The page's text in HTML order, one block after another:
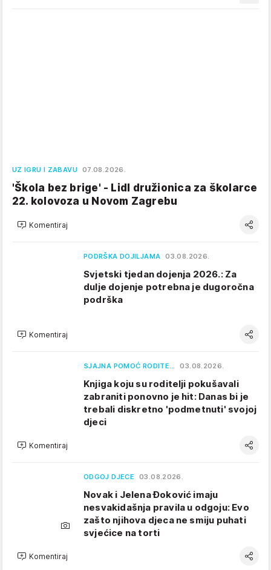
UZ IGRU I ZABAVU 07.08.2026.
'Škola bez brige' - Lidl družionica za školarce
22. kolovoza u Novom Zagrebu
Komentiraj
PODRŠKA DOJILJAMA 03.08.2026.
Svjetski tjedan dojenja 2026.: Za
dulje dojenje potrebna je dugoročna
podrška
Komentiraj
SJAJNA POMOĆ RODITE… 03.08.2026.
Knjiga koju su roditelji pokušavali
zabraniti ponovno je hit: Danas bi je
trebali diskretno 'podmetnuti' svojoj
djeci
Komentiraj
ODGOJ DJECE 03.08.2026.
Novak i Jelena Đoković imaju
nesvakidašnja pravila u odgoju: Evo
zašto njihova djeca ne smiju puhati
svjećice na torti
Komentiraj